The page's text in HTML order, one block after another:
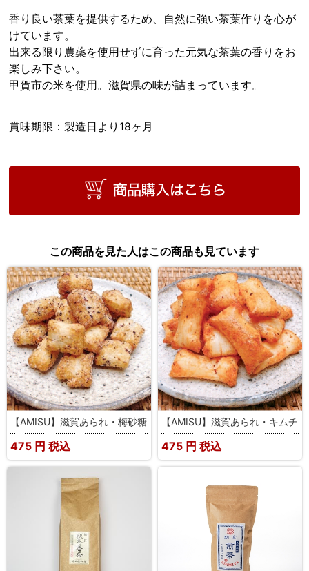
香り良い茶葉を提供するため、自然に強い茶葉作りを心が
けています。
出来る限り農薬を使用せずに育った元気な茶葉の香りをお
楽しみ下さい。
甲賀市の米を使用。滋賀県の味が詰まっています。
賞味期限：製造日より18ヶ月
この商品を見た人はこの商品も見ています
【AMISU】滋賀あられ・梅砂糖
475 円 税込
【AMISU】滋賀あられ・キムチ
475 円 税込